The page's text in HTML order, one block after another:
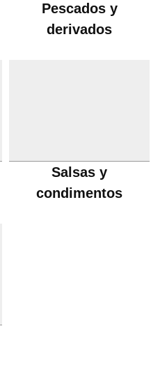
Pescados y
derivados
Salsas y
condimentos